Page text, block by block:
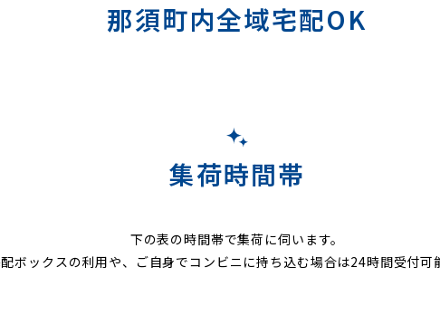
那須町内全域宅配OK
集荷時間帯
下の表の時間帯で集荷に伺います。
ボックスの利用や、ご自身でコンビニに持ち込む場合は24時間受付可